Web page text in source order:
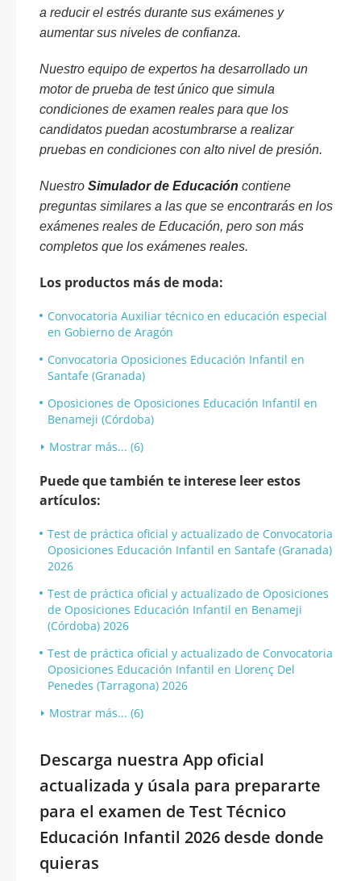
a reducir el estrés durante sus exámenes y
aumentar sus niveles de confianza.
Nuestro equipo de expertos ha desarrollado un
motor de prueba de test único que simula
condiciones de examen reales para que los
candidatos puedan acostumbrarse a realizar
pruebas en condiciones con alto nivel de presión.
Nuestro Simulador de Educación contiene
preguntas similares a las que se encontrarás en los
exámenes reales de Educación, pero son más
completos que los exámenes reales.
Los productos más de moda:
Convocatoria Auxiliar técnico en educación especial
en Gobierno de Aragón
Convocatoria Oposiciones Educación Infantil en
Santafe (Granada)
Oposiciones de Oposiciones Educación Infantil en
Benameji (Córdoba)
Mostrar más... (6)
Puede que también te interese leer estos
artículos:
Test de práctica oficial y actualizado de Convocatoria
Oposiciones Educación Infantil en Santafe (Granada)
2026
Test de práctica oficial y actualizado de Oposiciones
de Oposiciones Educación Infantil en Benameji
(Córdoba) 2026
Test de práctica oficial y actualizado de Convocatoria
Oposiciones Educación Infantil en Llorenç Del
Penedes (Tarragona) 2026
Mostrar más... (6)
Descarga nuestra App oficial
actualizada y úsala para prepararte
para el examen de Test Técnico
Educación Infantil 2026 desde donde
quieras